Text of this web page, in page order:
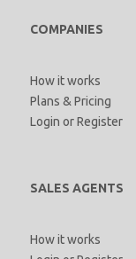
COMPANIES
How it works
Plans & Pricing
Login orRegister
SALES AGENTS
How it works